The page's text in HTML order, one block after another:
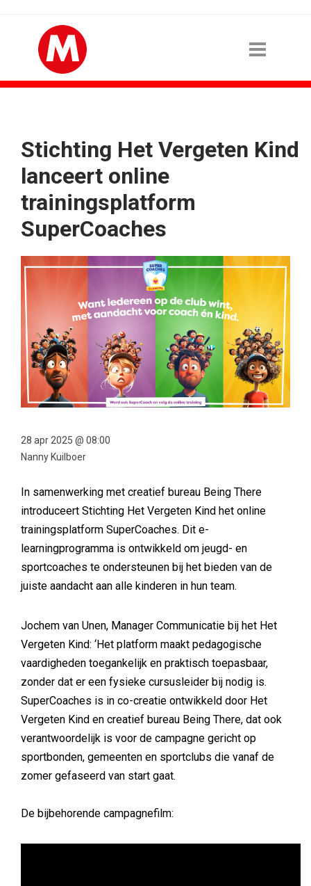
Stichting Het Vergeten Kind
lanceert online
trainingsplatform
SuperCoaches
28 apr 2025 @ 08:00
Nanny Kuilboer
In samenwerking met creatief bureau Being There
introduceert Stichting Het Vergeten Kind het online
trainingsplatform SuperCoaches. Dit e-
learningprogramma is ontwikkeld om jeugd- en
sportcoaches te ondersteunen bij het bieden van de
juiste aandacht aan alle kinderen in hun team.
Jochem van Unen, Manager Communicatie bij het Het
Vergeten Kind: ‘Het platform maakt pedagogische
vaardigheden toegankelijk en praktisch toepasbaar,
zonder dat er een fysieke cursusleider bij nodig is.
SuperCoaches is in co-creatie ontwikkeld door Het
Vergeten Kind en creatief bureau Being There, dat ook
verantwoordelijk is voor de campagne gericht op
sportbonden, gemeenten en sportclubs die vanaf de
zomer gefaseerd van start gaat.
De bijbehorende campagnefilm: